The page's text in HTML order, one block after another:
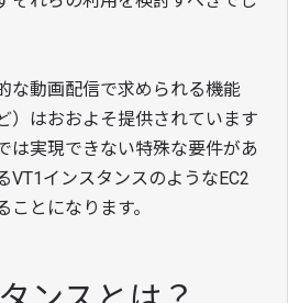
な動画配信で求められる機能
）はおおよそ提供されています
は実現できない特殊な要件があ
VT1インスタンスのようなEC2
とになります。